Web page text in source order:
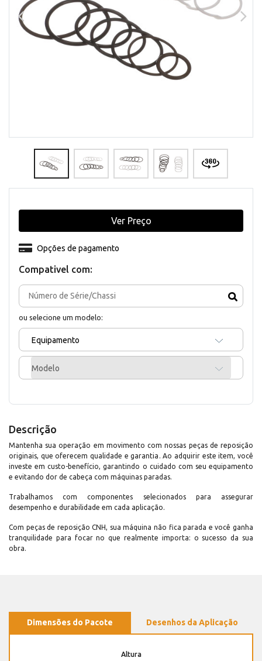
Compativel com:
ou selecione um modelo:
Equipamento
Modelo
Opções de pagamento
Ver Preço
Descrição
Mantenha sua operação em movimento com nossas peças de reposição
originais, que oferecem qualidade e garantia. Ao adquirir este item, você
investe em custo-benefício, garantindo o cuidado com seu equipamento
e evitando dor de cabeça com máquinas paradas.
Trabalhamos com componentes selecionados para assegurar
desempenho e durabilidade em cada aplicação.
Com peças de reposição CNH, sua máquina não fica parada e você ganha
tranquilidade para focar no que realmente importa: o sucesso da sua
obra.
Dimensões do Pacote Desenhos da Aplicação
Altura